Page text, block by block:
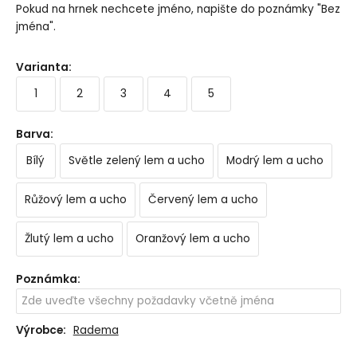
Pokud na hrnek nechcete jméno, napište do poznámky "Bez
jména".
Varianta:
1
2 3 4 5
Barva:
Bílý
Světle zelený lem a ucho Modrý lem a ucho
Růžový lem a ucho Červený lem a ucho
Žlutý lem a ucho Oranžový lem a ucho
Poznámka:
Výrobce: Radema